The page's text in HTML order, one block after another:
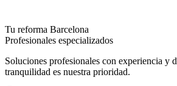
Tu reforma Barcelona
Profesionales especializados
Soluciones profesionales con experiencia y
tranquilidad es nuestra prioridad.